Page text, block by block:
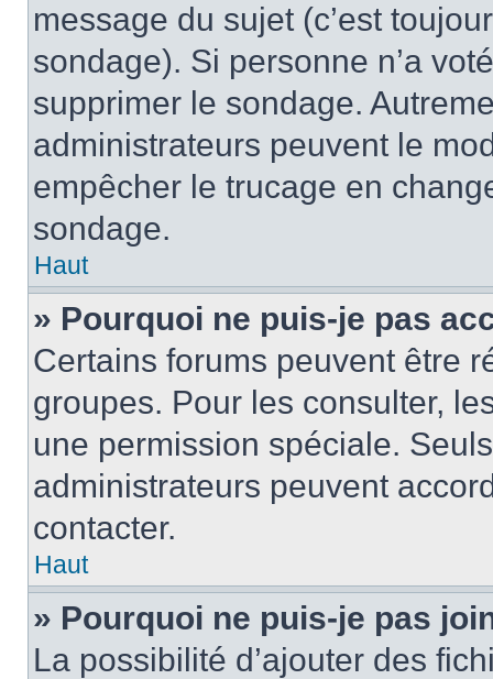
message du sujet (c’est
sondage). Si personne n’a
supprimer le sondage.
administrateurs peuvent le
empêcher le trucage en
sondage.
Haut
» Pourquoi ne puis-je pas
Certains forums peuvent être
groupes. Pour les consulter,
une permission spéciale.
administrateurs peuvent
contacter.
Haut
» Pourquoi ne puis-je pas
La possibilité d’ajouter des